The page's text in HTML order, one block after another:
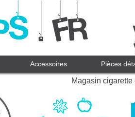
Magasin
Accessoires Pièces